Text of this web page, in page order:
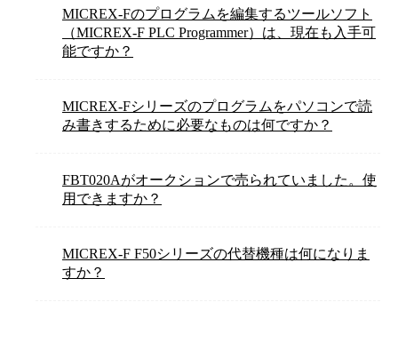
MICREX-Fのプログラムを編集するツールソフト
（MICREX-F PLC Programmer）は、現在も入手可
能ですか？
MICREX-Fシリーズのプログラムをパソコンで読
み書きするために必要なものは何ですか？
FBT020Aがオークションで売られていました。使
用できますか？
MICREX-F F50シリーズの代替機種は何になりま
すか？